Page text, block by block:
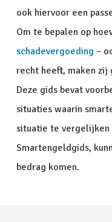
ook hiervoor een
Om te bepalen op
schadevergoeding –
recht heeft, maken zij
Deze gids bevat
situaties waarin
situatie te vergelijken
Smartengeldgids,
bedrag komen.